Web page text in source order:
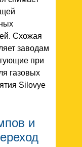
Схожая
заводам
при
газовых
Silovye
и